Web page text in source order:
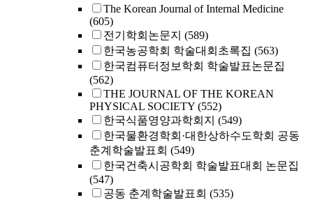
The Korean Journal of Internal Medicine
(605)
전기학회논문지 (589)
한국농공학회 학술대회초록집 (563)
한국컴퓨터정보학회 학술발표논문집
(562)
THE JOURNAL OF THE KOREAN
PHYSICAL SOCIETY (552)
한국식품영양과학회지 (549)
한국물환경학회·대한상하수도학회 공동
춘계학술발표회 (549)
한국건축시공학회 학술발표대회 논문집
(547)
공동 춘계학술발표회 (535)